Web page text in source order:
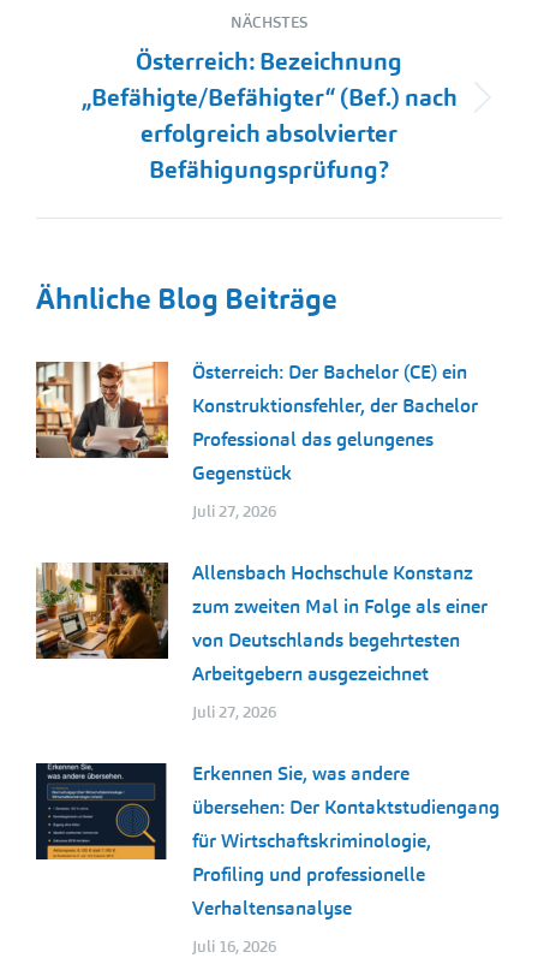
NÄCHSTES
Nächster
Beitrag:
Österreich: Bezeichnung
„Befähigte/Befähigter“ (Bef.) nach
erfolgreich absolvierter
Befähigungsprüfung?
Ähnliche Blog Beiträge
Österreich: Der Bachelor (CE) ein
Konstruktionsfehler, der Bachelor
Professional das gelungenes
Gegenstück
Juli 27, 2026
Allensbach Hochschule Konstanz
zum zweiten Mal in Folge als einer
von Deutschlands begehrtesten
Arbeitgebern ausgezeichnet
Juli 27, 2026
Erkennen Sie, was andere
übersehen: Der Kontaktstudiengang
für Wirtschaftskriminologie,
Profiling und professionelle
Verhaltensanalyse
Juli 16, 2026